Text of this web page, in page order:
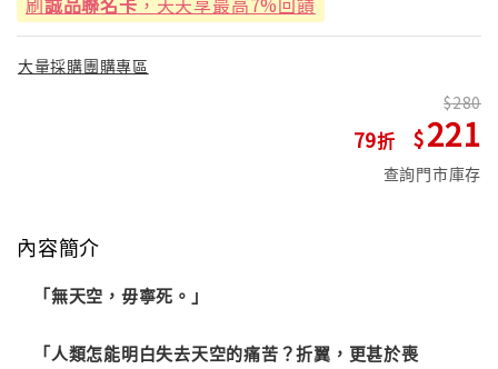
大量採購團購專區
79
280
221
查詢門市庫存
內容簡介
「無天空，毋寧死。」
「人類怎能明白失去天空的痛苦？折翼，更甚於喪